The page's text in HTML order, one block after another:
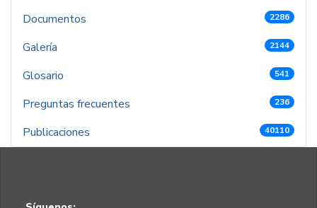
Documentos 2286
Galería 2144
Glosario 541
Preguntas frecuentes 236
Publicaciones 40110